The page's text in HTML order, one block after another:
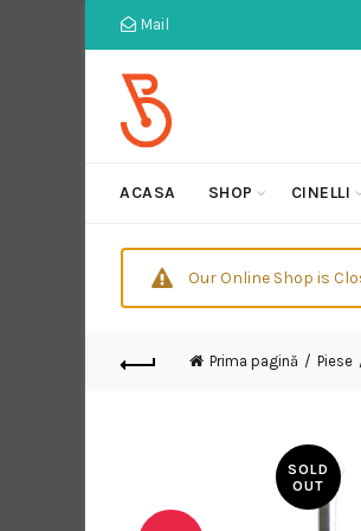
Mail
ACASA SHOP CINELLI
Our Online Shop is
Prima pagină Piese
SOLD
OUT